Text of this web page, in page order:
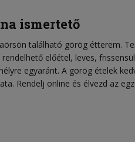
ismertető
található görög étterem.
előétel, leves,
egyaránt. A görög ételek
Rendelj online és élvezd az